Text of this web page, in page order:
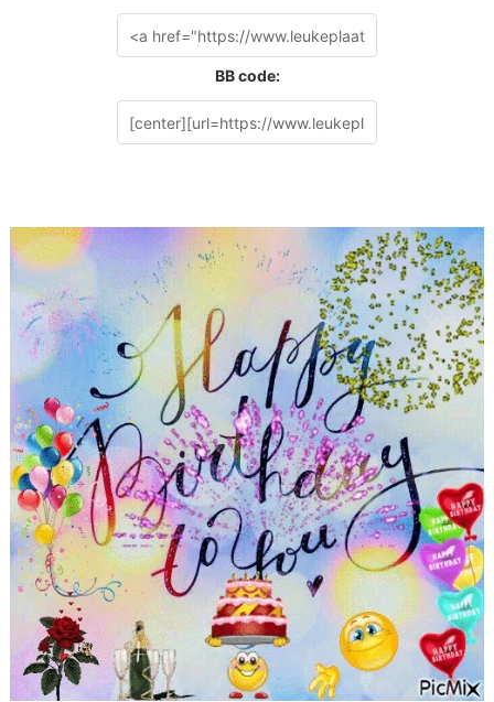
BB code: